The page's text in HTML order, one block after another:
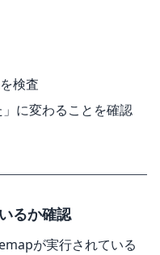
検査
に変わることを確認
るか確認
が実行されている